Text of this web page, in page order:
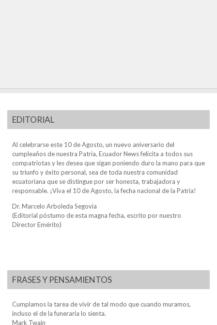
EDITORIAL
Al celebrarse este 10 de Agosto, un nuevo aniversario del
cumpleaños de nuestra Patria, Ecuador News felicita a todos sus
compatriotas y les desea que sigan poniendo duro la mano para que
su triunfo y éxito personal, sea de toda nuestra comunidad
ecuatoriana que se distingue por ser honesta, trabajadora y
responsable. ¡Viva el 10 de Agosto, la fecha nacional de la Patria!
Dr. Marcelo Arboleda Segovia
(Editorial póstumo de esta magna fecha, escrito por nuestro
Director Emérito)
FRASES Y PENSAMIENTOS
Cumplamos la tarea de vivir de tal modo que cuando muramos,
incluso el de la funeraria lo sienta.
Mark Twain